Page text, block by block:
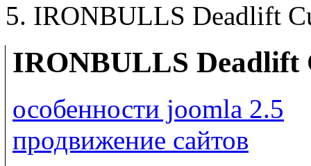
IRONBULLS Deadlift
IRONBULLS Deadlift
особенности joomla 2.5
продвижение сайтов